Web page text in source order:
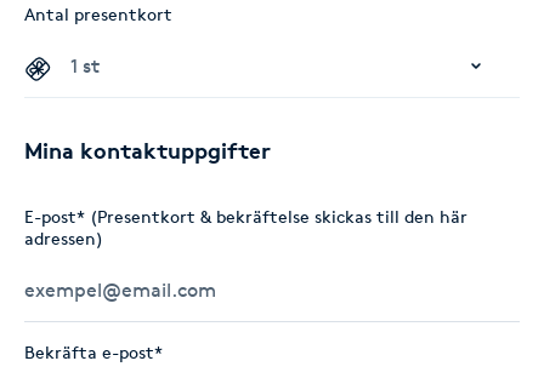
Antal presentkort
Mina kontaktuppgifter
E-post* (Presentkort & bekräftelse skickas till den här
adressen)
Bekräfta e-post*